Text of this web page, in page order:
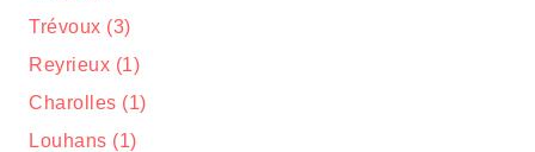
Trévoux (3)
Reyrieux (1)
Charolles (1)
Louhans (1)